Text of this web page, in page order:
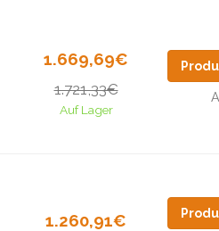
1.669,69€
1.721,33€
Auf Lager
1.260,91€